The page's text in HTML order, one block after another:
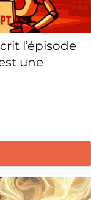
l’épisode
une